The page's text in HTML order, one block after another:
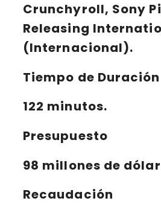
Crunchyroll, Sony
Releasing
(Internacional).
Tiempo de Duración
122 minutos.
Presupuesto
98 millones de
Recaudación